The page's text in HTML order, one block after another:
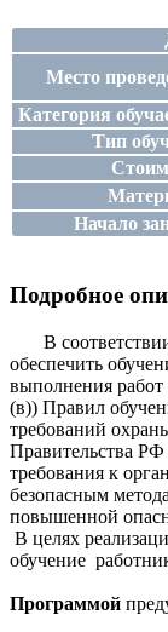
Место
Категория
Тип
Начало
Подробное
В соответствии
обеспечить
выполнения
(в)) Правил
требований
Правительства
требования к
безопасным
повышенной
В целях
обучение
Программой